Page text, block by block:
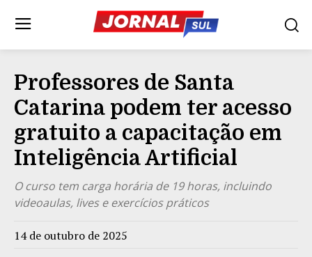
Professores de Santa
Catarina podem ter acesso
gratuito a capacitação em
Inteligência Artificial
O curso tem carga horária de 19 horas, incluindo
videoaulas, lives e exercícios práticos
14 de outubro de 2025